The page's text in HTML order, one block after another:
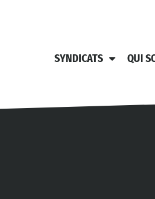
SYNDICATS QUI